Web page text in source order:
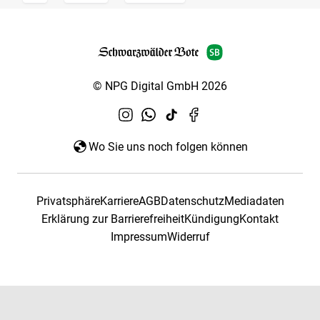
© NPG Digital GmbH 2026
Wo Sie uns noch folgen können
PrivatsphäreKarriereAGBDatenschutzMediadaten
Erklärung zur BarrierefreiheitKündigungKontakt
ImpressumWiderruf